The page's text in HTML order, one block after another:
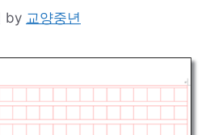
by 교양중년